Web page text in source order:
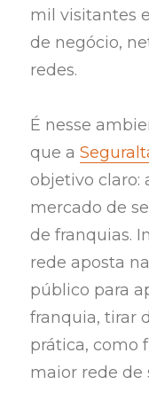
mil visitantes
de negócio,
redes.
É nesse
que a
objetivo claro:
mercado de
de franquias.
rede aposta
público para
franquia, tirar
prática, como
maior rede de